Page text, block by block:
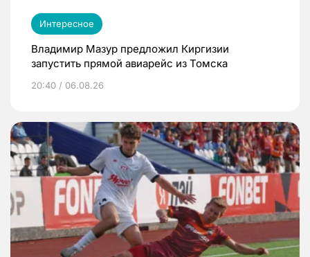
Интересное
Владимир Мазур предложил Киргизии
запустить прямой авиарейс из Томска
20:40 / 06.08.26